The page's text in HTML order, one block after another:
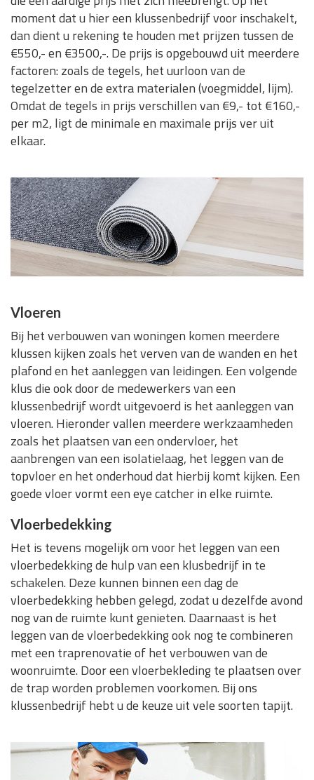
moment dat u hier een klussenbedrijf voor inschakelt,
dan dient u rekening te houden met prijzen tussen de
€550,- en €3500,-. De prijs is opgebouwd uit meerdere
factoren: zoals de tegels, het uurloon van de
tegelzetter en de extra materialen (voegmiddel, lijm).
Omdat de tegels in prijs verschillen van €9,- tot €160,-
per m2, ligt de minimale en maximale prijs ver uit
elkaar.
Vloeren
Bij het verbouwen van woningen komen meerdere
klussen kijken zoals het verven van de wanden en het
plafond en het aanleggen van leidingen. Een volgende
klus die ook door de medewerkers van een
klussenbedrijf wordt uitgevoerd is het aanleggen van
vloeren. Hieronder vallen meerdere werkzaamheden
zoals het plaatsen van een ondervloer, het
aanbrengen van een isolatielaag, het leggen van de
topvloer en het onderhoud dat hierbij komt kijken. Een
goede vloer vormt een eye catcher in elke ruimte.
Vloerbedekking
Het is tevens mogelijk om voor het leggen van een
vloerbedekking de hulp van een klusbedrijf in te
schakelen. Deze kunnen binnen een dag de
vloerbedekking hebben gelegd, zodat u dezelfde avond
nog van de ruimte kunt genieten. Daarnaast is het
leggen van de vloerbedekking ook nog te combineren
met een traprenovatie of het verbouwen van de
woonruimte. Door een vloerbekleding te plaatsen over
de trap worden problemen voorkomen. Bij ons
klussenbedrijf hebt u de keuze uit vele soorten tapijt.